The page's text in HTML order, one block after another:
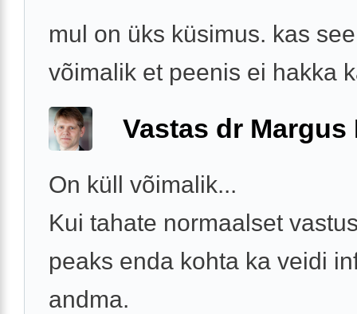
mul on üks küsimus. kas
võimalik et peenis ei hakka
Vastas dr Margus
On küll võimalik...
Kui tahate normaalset
peaks enda kohta ka veidi
andma.